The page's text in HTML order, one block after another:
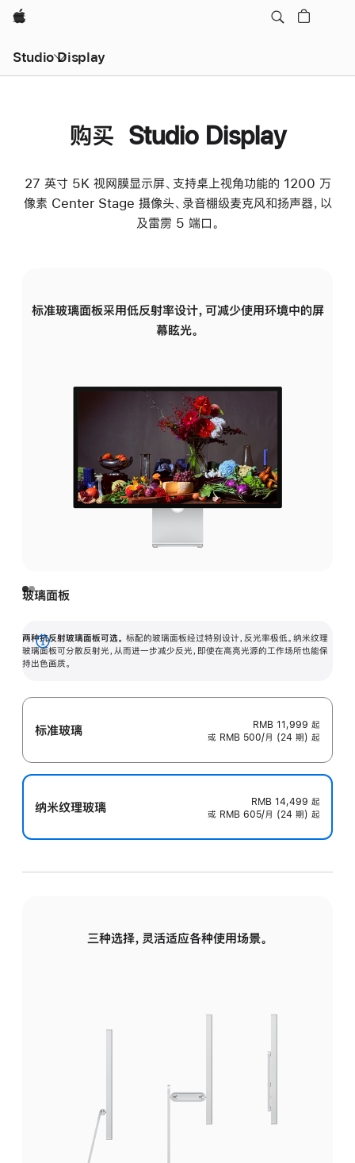
Apple
Studio Display
购买 Studio Display
27 英寸 5K 视网膜显示屏、支持桌上视角功能的 1200 万
像素 Center Stage 摄像头、录音棚级麦克风和扬声器，以
及雷雳 5 端口。
标准玻璃面板采用低反射率设计，可减少使用环境中的屏
幕眩光。
玻璃面板
两种抗反射玻璃面板可选。 标配的玻璃面板经过特别设计，反光率极低。纳米纹理
玻璃面板可分散反射光，从而进一步减少反光，即使在高亮光源的工作场所也能保
持出色画质。
展
开
标准玻璃 RMB 11,999 起
或 RMB 500/月 (24 期) 起
纳米纹理玻璃 RMB 14,499 起
或 RMB 605/月 (24 期) 起
三种选择，灵活适应各种使用场景。